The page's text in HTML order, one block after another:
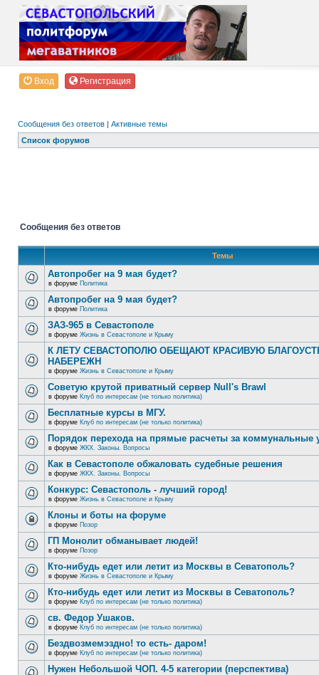
Вход Регистрация
Сообщения без ответов | Активные темы
Список форумов
Сообщения без ответов
Темы
Автопробег на 9 мая будет?
в форуме Политика
Автопробег на 9 мая будет?
в форуме Политика
ЗАЗ-965 в Севастополе
в форуме Жизнь в Севастополе и Крыму
К ЛЕТУ СЕВАСТОПОЛЮ ОБЕЩАЮТ КРАСИВУЮ
НАБЕРЕЖН
в форуме Жизнь в Севастополе и Крыму
Советую крутой приватный сервер Null's Brawl
в форуме Клуб по интересам (не только политика)
Бесплатные курсы в МГУ.
в форуме Клуб по интересам (не только политика)
Порядок перехода на прямые расчеты за коммунальные
в форуме ЖКХ. Законы. Вопросы
Как в Севастополе обжаловать судебные решения
в форуме ЖКХ. Законы. Вопросы
Конкурс: Севастополь - лучший город!
в форуме Жизнь в Севастополе и Крыму
Клоны и боты на форуме
в форуме Позор
ГП Монолит обманывает людей!
в форуме Позор
Кто-нибудь едет или летит из Москвы в Севатополь?
в форуме Жизнь в Севастополе и Крыму
Кто-нибудь едет или летит из Москвы в Севатополь?
в форуме Клуб по интересам (не только политика)
св. Федор Ушаков.
в форуме Клуб по интересам (не только политика)
Бездвозмемэздно! то есть- даром!
в форуме Клуб по интересам (не только политика)
Нужен Небольшой ЧОП. 4-5 категории (перспектива)